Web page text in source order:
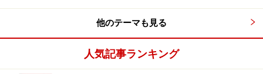
他のテーマも見る
人気記事ランキング